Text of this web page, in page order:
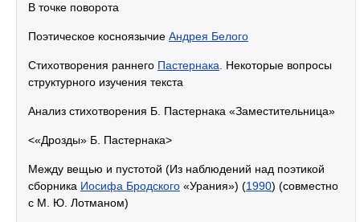
В точке поворота
Поэтическое косноязычие Андрея Белого
Стихотворения раннего Пастернака . Некоторые вопросы
структурного изучения текста
Анализ стихотворения Б. Пастернака «Заместительница»
<«Дрозды» Б. Пастернака>
Между вещью и пустотой (Из наблюдений над поэтикой
сборника Иосифа Бродского «Урания») (1990) (совместно
с М. Ю. Лотманом)